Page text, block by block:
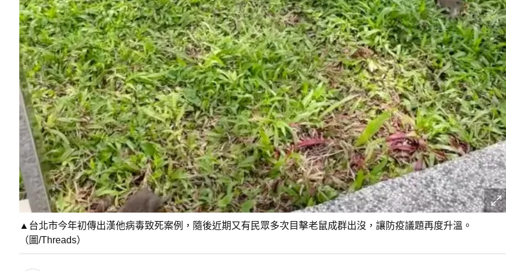
▲台北市今年初傳出漢他病毒致死案例，隨後近期又有民眾多次目擊老鼠成群出沒，讓防疫議題再度升溫。
（圖/Threads）